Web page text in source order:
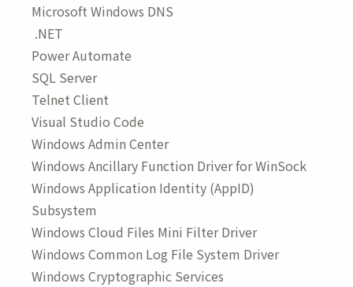
Microsoft Windows DNS
.NET
Power Automate
SQL Server
Telnet Client
Visual Studio Code
Windows Admin Center
Windows Ancillary Function Driver for WinSock
Windows Application Identity (AppID)
Subsystem
Windows Cloud Files Mini Filter Driver
Windows Common Log File System Driver
Windows Cryptographic Services